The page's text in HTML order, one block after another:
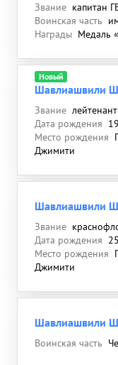
Звание капитан
Воинская часть
Награды Медаль
Новый
Шавлиашвили
Звание лейтенант
Дата рождения
Место рождения
Джимити
Шавлиашвили
Звание
Дата рождения
Место рождения
Джимити
Шавлиашвили
Воинская часть